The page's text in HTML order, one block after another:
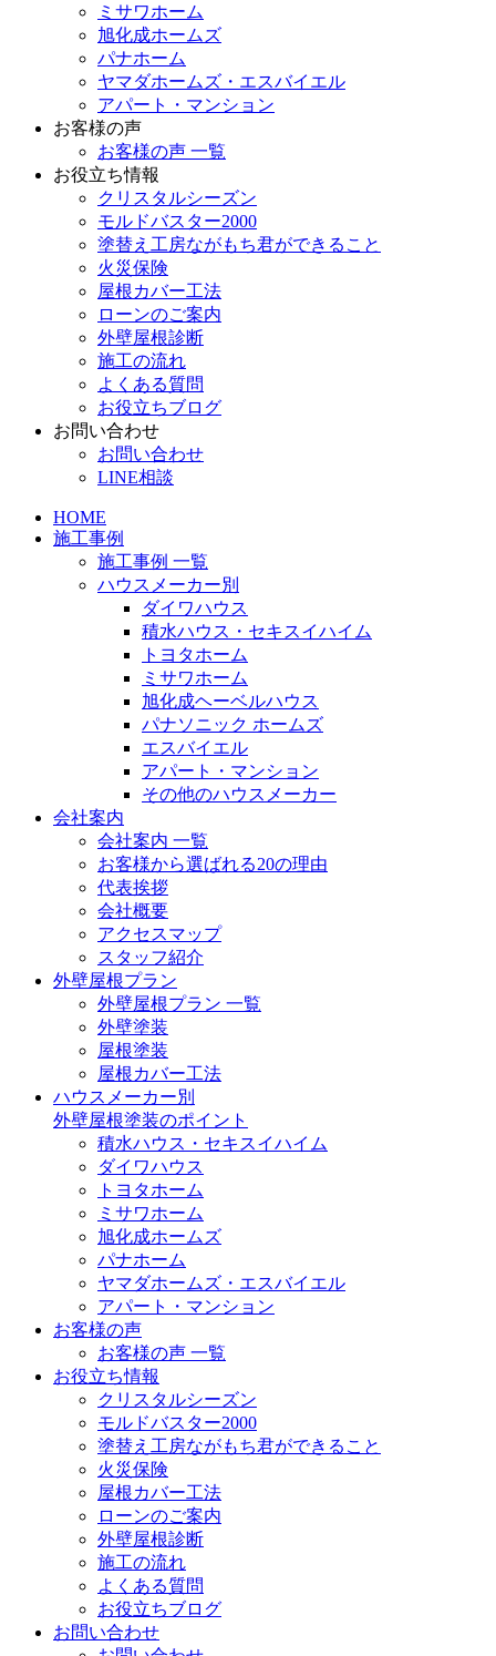
ミサワホーム
旭化成ホームズ
パナホーム
ヤマダホームズ・エスバイエル
アパート・マンション
お客様の声
お客様の声 一覧
お役立ち情報
クリスタルシーズン
モルドバスター2000
塗替え工房ながもち君ができること
火災保険
屋根カバー工法
ローンのご案内
外壁屋根診断
施工の流れ
よくある質問
お役立ちブログ
お問い合わせ
お問い合わせ
LINE相談
HOME
施工事例
施工事例 一覧
ハウスメーカー別
ダイワハウス
積水ハウス・セキスイハイム
トヨタホーム
ミサワホーム
旭化成ヘーベルハウス
パナソニック ホームズ
エスバイエル
アパート・マンション
その他のハウスメーカー
会社案内
会社案内 一覧
お客様から選ばれる20の理由
代表挨拶
会社概要
アクセスマップ
スタッフ紹介
外壁屋根プラン
外壁屋根プラン 一覧
外壁塗装
屋根塗装
屋根カバー工法
ハウスメーカー別
外壁屋根塗装のポイント
積水ハウス・セキスイハイム
ダイワハウス
トヨタホーム
ミサワホーム
旭化成ホームズ
パナホーム
ヤマダホームズ・エスバイエル
アパート・マンション
お客様の声
お客様の声 一覧
お役立ち情報
クリスタルシーズン
モルドバスター2000
塗替え工房ながもち君ができること
火災保険
屋根カバー工法
ローンのご案内
外壁屋根診断
施工の流れ
よくある質問
お役立ちブログ
お問い合わせ